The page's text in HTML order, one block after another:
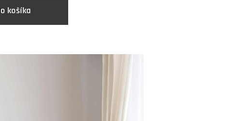
košíka